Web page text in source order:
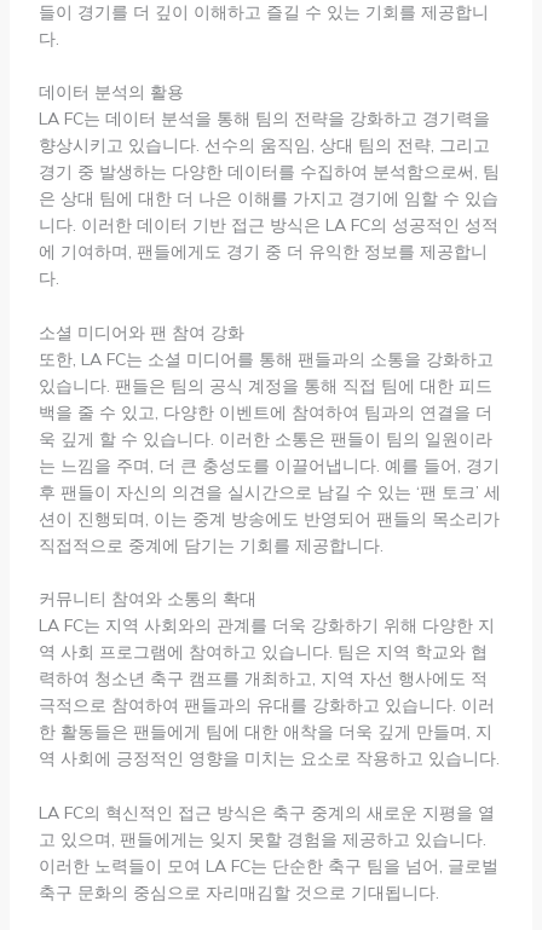
들이 경기를 더 깊이 이해하고 즐길 수 있는 기회를 제공합니
다.
데이터 분석의 활용
LA FC는 데이터 분석을 통해 팀의 전략을 강화하고 경기력을
향상시키고 있습니다. 선수의 움직임, 상대 팀의 전략, 그리고
경기 중 발생하는 다양한 데이터를 수집하여 분석함으로써, 팀
은 상대 팀에 대한 더 나은 이해를 가지고 경기에 임할 수 있습
니다. 이러한 데이터 기반 접근 방식은 LA FC의 성공적인 성적
에 기여하며, 팬들에게도 경기 중 더 유익한 정보를 제공합니
다.
소셜 미디어와 팬 참여 강화
또한, LA FC는 소셜 미디어를 통해 팬들과의 소통을 강화하고
있습니다. 팬들은 팀의 공식 계정을 통해 직접 팀에 대한 피드
백을 줄 수 있고, 다양한 이벤트에 참여하여 팀과의 연결을 더
욱 깊게 할 수 있습니다. 이러한 소통은 팬들이 팀의 일원이라
는 느낌을 주며, 더 큰 충성도를 이끌어냅니다. 예를 들어, 경기
후 팬들이 자신의 의견을 실시간으로 남길 수 있는 ‘팬 토크’ 세
션이 진행되며, 이는 중계 방송에도 반영되어 팬들의 목소리가
직접적으로 중계에 담기는 기회를 제공합니다.
커뮤니티 참여와 소통의 확대
LA FC는 지역 사회와의 관계를 더욱 강화하기 위해 다양한 지
역 사회 프로그램에 참여하고 있습니다. 팀은 지역 학교와 협
력하여 청소년 축구 캠프를 개최하고, 지역 자선 행사에도 적
극적으로 참여하여 팬들과의 유대를 강화하고 있습니다. 이러
한 활동들은 팬들에게 팀에 대한 애착을 더욱 깊게 만들며, 지
역 사회에 긍정적인 영향을 미치는 요소로 작용하고 있습니다.
LA FC의 혁신적인 접근 방식은 축구 중계의 새로운 지평을 열
고 있으며, 팬들에게는 잊지 못할 경험을 제공하고 있습니다.
이러한 노력들이 모여 LA FC는 단순한 축구 팀을 넘어, 글로벌
축구 문화의 중심으로 자리매김할 것으로 기대됩니다.